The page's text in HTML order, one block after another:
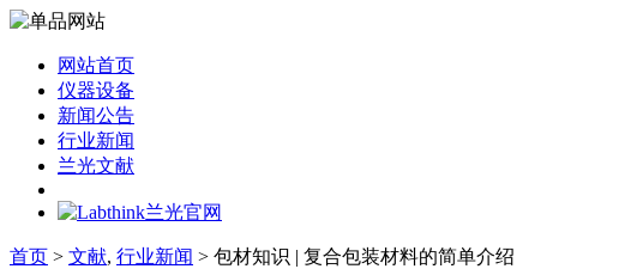
网站首页
仪器设备
新闻公告
行业新闻
兰光文献
首页 > 文献, 行业新闻 > 包材知识 | 复合包装材料的简单介绍